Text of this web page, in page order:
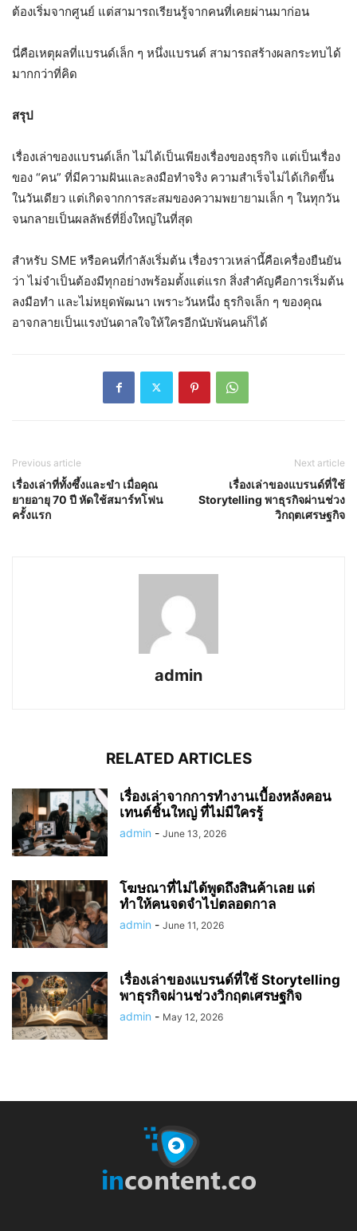
ต้องเริ่มจากศูนย์ แต่สามารถเรียนรู้จากคนที่เคยผ่านมาก่อน
นี่คือเหตุผลที่แบรนด์เล็ก ๆ หนึ่งแบรนด์ สามารถสร้างผลกระทบได้
มากกว่าที่คิด
สรุป
เรื่องเล่าของแบรนด์เล็ก ไม่ได้เป็นเพียงเรื่องของธุรกิจ แต่เป็นเรื่อง
ของ “คน” ที่มีความฝันและลงมือทำจริง ความสำเร็จไม่ได้เกิดขึ้น
ในวันเดียว แต่เกิดจากการสะสมของความพยายามเล็ก ๆ ในทุกวัน
จนกลายเป็นผลลัพธ์ที่ยิ่งใหญ่ในที่สุด
สำหรับ SME หรือคนที่กำลังเริ่มต้น เรื่องราวเหล่านี้คือเครื่องยืนยัน
ว่า ไม่จำเป็นต้องมีทุกอย่างพร้อมตั้งแต่แรก สิ่งสำคัญคือการเริ่มต้น
ลงมือทำ และไม่หยุดพัฒนา เพราะวันหนึ่ง ธุรกิจเล็ก ๆ ของคุณ
อาจกลายเป็นแรงบันดาลใจให้ใครอีกนับพันคนก็ได้
Previous article
เรื่องเล่าที่ทั้งซึ้งและขำ เมื่อคุณ
ยายอายุ 70 ปี หัดใช้สมาร์ทโฟน
ครั้งแรก
Next article
เรื่องเล่าของแบรนด์ที่ใช้
Storytelling พาธุรกิจผ่านช่วง
วิกฤตเศรษฐกิจ
admin
RELATED ARTICLES
เรื่องเล่าจากการทำงานเบื้องหลังคอน
เทนต์ชิ้นใหญ่ ที่ไม่มีใครรู้
admin - June 13, 2026
โฆษณาที่ไม่ได้พูดถึงสินค้าเลย แต่
ทำให้คนจดจำไปตลอดกาล
admin - June 11, 2026
เรื่องเล่าของแบรนด์ที่ใช้ Storytelling
พาธุรกิจผ่านช่วงวิกฤตเศรษฐกิจ
admin - May 12, 2026